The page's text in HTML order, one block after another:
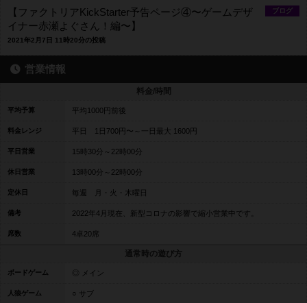
ブログ
【ファクトリアKickStarter予告ページ④〜ゲームデザ
イナー赤瀬よぐさん！編〜】
2021年2月7日 11時20分の投稿
営業情報
料金/時間
平均予算 平均1000円前後
料金レンジ 平日 1日700円〜～一日最大 1600円
平日営業 15時30分～22時00分
休日営業 13時00分～22時00分
定休日 毎週 月・火・木曜日
備考 2022年4月現在、新型コロナの影響で縮小営業中です。
席数 4卓20席
通常時の遊び方
ボードゲーム ◎ メイン
人狼ゲーム ○ サブ